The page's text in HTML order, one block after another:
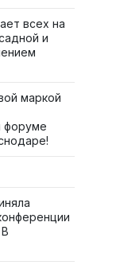
всех на
и
маркой
форуме